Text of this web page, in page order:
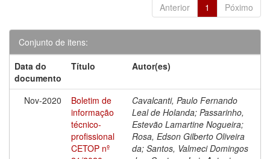
Anterior 1 Póximo
Conjunto de itens:
Data do
documento
Título Autor(es)
Nov-2020
Boletim de
informação
técnico-
profissional
CETOP nº
Cavalcanti, Paulo Fernando
Leal de Holanda; Passarinho,
Estevão Lamartine Nogueira;
Rosa, Edson Gilberto Oliveira
da; Santos, Valmeci Domingos